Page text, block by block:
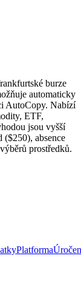
burze
automaticky
AutoCopy. Nabízí
ETF,
jsou vyšší
($250), absence
prostředků.
Platforma